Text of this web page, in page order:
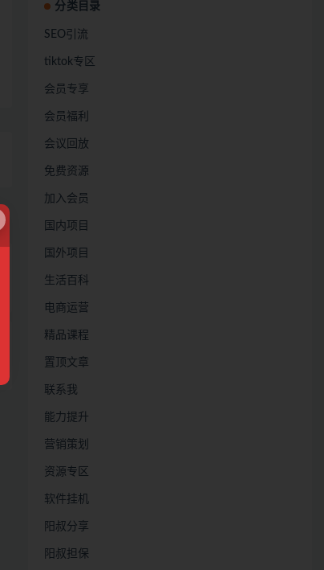
分类目录
SEO引流
tiktok专区
会员专享
会员福利
会议回放
免费资源
加入会员
国内项目
国外项目
生活百科
电商运营
精品课程
置顶文章
联系我
能力提升
营销策划
资源专区
软件挂机
阳叔分享
阳叔担保